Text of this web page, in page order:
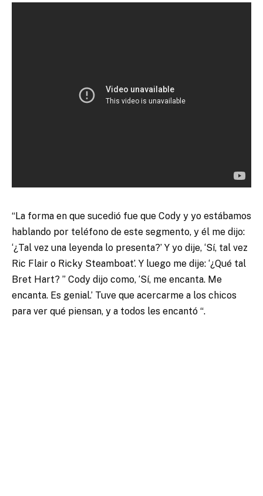
“La forma en que sucedió fue que Cody y yo estábamos
hablando por teléfono de este segmento, y él me dijo:
‘¿Tal vez una leyenda lo presenta?’ Y yo dije, ‘Sí, tal vez
Ric Flair o Ricky Steamboat’. Y luego me dije: ‘¿Qué tal
Bret Hart? ” Cody dijo como, ‘Sí, me encanta. Me
encanta. Es genial.’ Tuve que acercarme a los chicos
para ver qué piensan, y a todos les encantó “.